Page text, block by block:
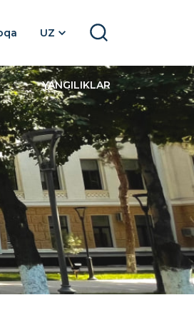
UZ SEARCH
YANGILIKLAR